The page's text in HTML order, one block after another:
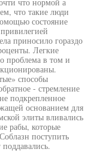
что такие люди
состояние
приносило гораздо
Легкие
проблема в том и
способы
- стремление
подкрепленное
основанием для
элиты вливались
рабы, которые
поступить